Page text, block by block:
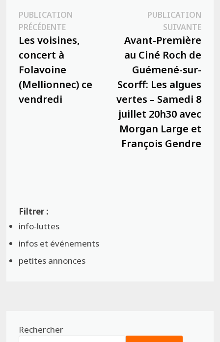
Navigation
de
l’article
PUBLICATION
PRÉCÉDENTEPublication
précédente :
Les voisines,
concert à
Folavoine
(Mellionnec) ce
vendredi
PUBLICATION
SUIVANTE
Avant-Première
au Ciné Roch de
Guémené-sur-
Scorff: Les algues
vertes – Samedi 8
juillet 20h30 avec
Morgan Large et
François Gendre
info-luttes
infos et événements
petites annonces
Rechercher